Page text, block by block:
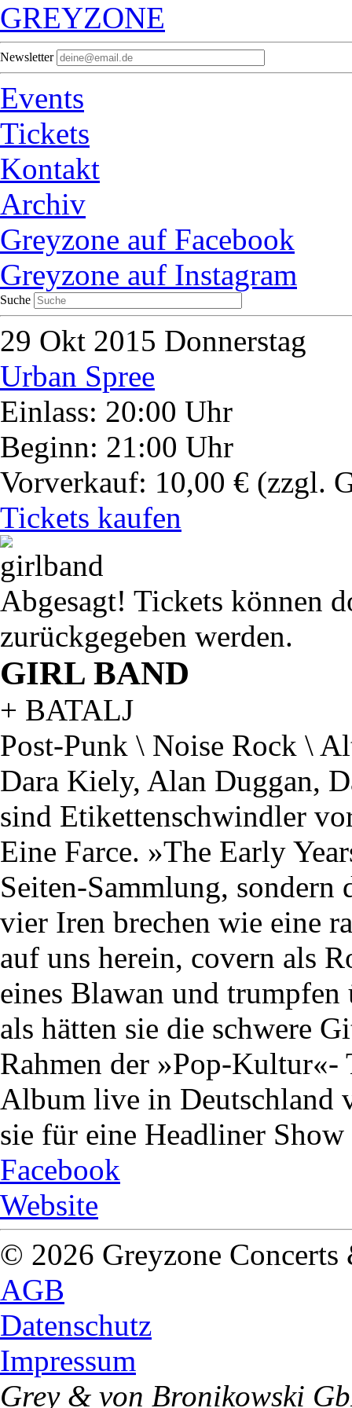
GREYZONE
Newsletter
Events
Tickets
Kontakt
Archiv
Greyzone auf Facebook
Greyzone auf Instagram
Suche
29 Okt 2015 Donnerstag
Urban Spree
Einlass: 20:00 Uhr
Beginn: 21:00 Uhr
Vorverkauf: 10,00 € (zzgl.
Tickets kaufen
Abgesagt! Tickets können
zurückgegeben werden.
GIRL BAND
+ BATALJ
Post-Punk \ Noise Rock \
Dara Kiely, Alan Duggan,
sind Etikettenschwindler
Eine Farce. »The Early
Seiten-Sammlung, sondern
vier Iren brechen wie eine
auf uns herein, covern als
eines Blawan und
als hätten sie die schwere
Rahmen der »Pop-Kultur«-
Album live in Deutschland
sie für eine Headliner
Facebook
Website
© 2026 Greyzone
AGB
Datenschutz
Impressum
Grey & von Bronikowski